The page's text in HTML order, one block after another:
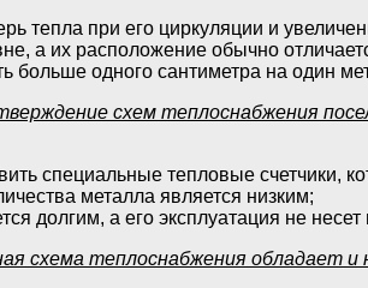
тепла при его циркуляции и
а их расположение обычно
больше одного сантиметра на один
схем теплоснабжения
специальные тепловые счетчики,
металла является низким;
долгим, а его эксплуатация не
схема теплоснабжения обладает